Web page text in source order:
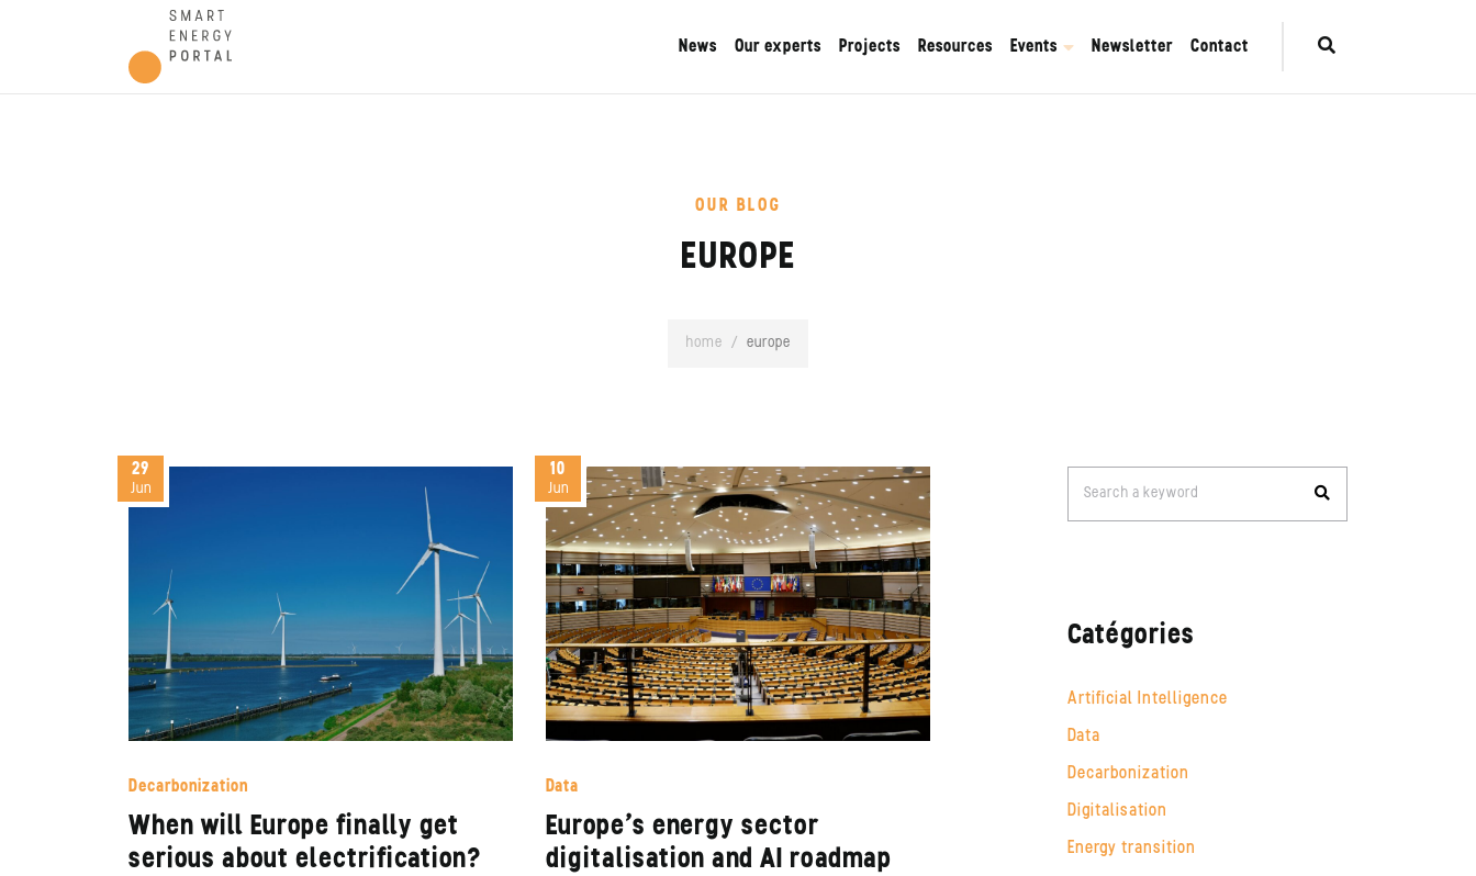
News Our experts Projects Resources Events Newsletter Contact
OUR BLOG
EUROPE
home / europe
29
Jun
Decarbonization
When will Europe finally get
serious about electrification?
10
Jun
Data
Europe’s energy sector
digitalisation and AI roadmap
for:Search a keyword
Catégories
Artificial Intelligence
Data
Decarbonization
Digitalisation
Energy transition